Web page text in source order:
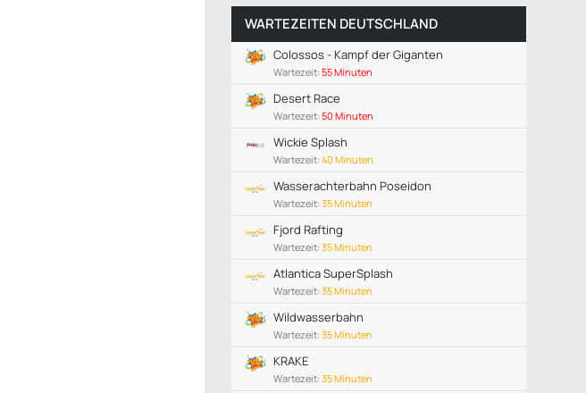
WARTEZEITEN DEUTSCHLAND
Colossos - Kampf der Giganten
Wartezeit: 55 Minuten
Desert Race
Wartezeit: 50 Minuten
Wickie Splash
Wartezeit: 40 Minuten
Wasserachterbahn Poseidon
Wartezeit: 35 Minuten
Fjord Rafting
Wartezeit: 35 Minuten
Atlantica SuperSplash
Wartezeit: 35 Minuten
Wildwasserbahn
Wartezeit: 35 Minuten
KRAKE
Wartezeit: 35 Minuten